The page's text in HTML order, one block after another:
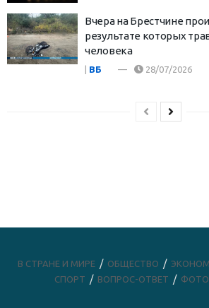
Вчера на Брестчине
результате которых
человека
ВБ 28/07/2026
В СТРАНЕ И МИРЕ ОБЩЕСТВО
СПОРТ
ВОПРОС-ОТВЕТ